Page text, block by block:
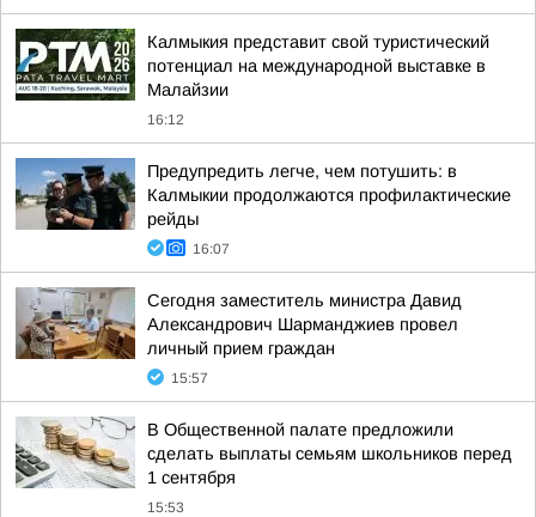
Калмыкия представит свой туристический
потенциал на международной выставке в
Малайзии
16:12
Предупредить легче, чем потушить: в
Калмыкии продолжаются профилактические
рейды
16:07
Сегодня заместитель министра Давид
Александрович Шарманджиев провел
личный прием граждан
15:57
В Общественной палате предложили
сделать выплаты семьям школьников перед
1 сентября
15:53